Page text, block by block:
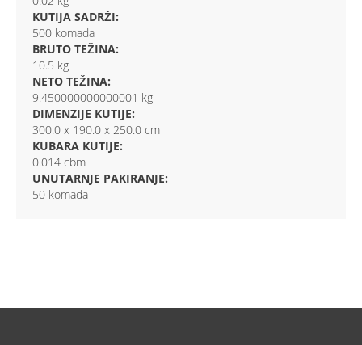
KUTIJA SADRŽI:
500 komada
BRUTO TEŽINA:
10.5 kg
NETO TEŽINA:
9.450000000000001 kg
DIMENZIJE KUTIJE:
300.0 x 190.0 x 250.0 cm
KUBARA KUTIJE:
0.014 cbm
UNUTARNJE PAKIRANJE:
50 komada